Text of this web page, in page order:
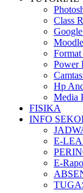
Class
Moodle
Power
Hp
Media
FISIKA
INFO
E-
E-